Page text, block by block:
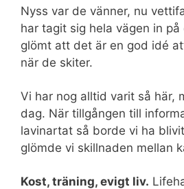
Nyss var de vänner, nu
har tagit sig hela vägen in
glömt att det är en god idé
när de skiter.
Vi har nog alltid varit så här,
dag. När tillgången till
lavinartat så borde vi ha
glömde vi skillnaden mellan
Kost, träning, evigt liv.